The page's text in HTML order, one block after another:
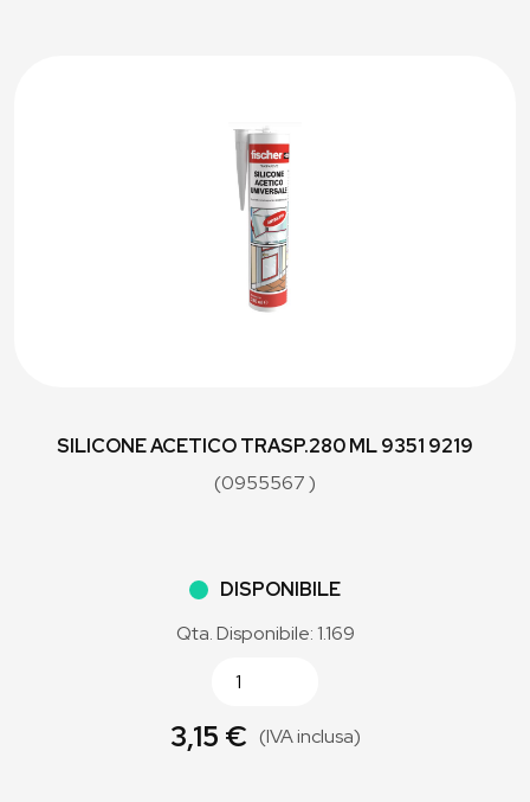
SILICONE ACETICO TRASP.280 ML 9351 9219
(0955567 )
DISPONIBILE
Qta. Disponibile: 1.169
3,15 € (IVA inclusa)